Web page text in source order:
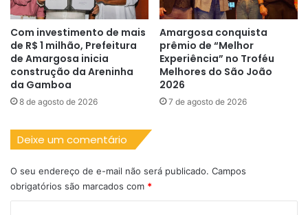
Com investimento de mais
de R$ 1 milhão, Prefeitura
de Amargosa inicia
construção da Areninha
da Gamboa
8 de agosto de 2026
Amargosa conquista
prêmio de “Melhor
Experiência” no Troféu
Melhores do São João
2026
7 de agosto de 2026
Deixe um comentário
O seu endereço de e-mail não será publicado. Campos
obrigatórios são marcados com *